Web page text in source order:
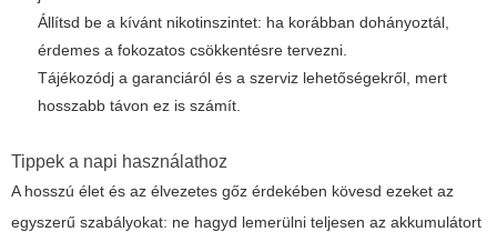
Állítsd be a kívánt nikotinszintet: ha korábban dohányoztál,
érdemes a fokozatos csökkentésre tervezni.
Tájékozódj a garanciáról és a szerviz lehetőségekről, mert
hosszabb távon ez is számít.
Tippek a napi használathoz
A hosszú élet és az élvezetes gőz érdekében kövesd ezeket az
egyszerű szabályokat: ne hagyd lemerülni teljesen az akkumulátort